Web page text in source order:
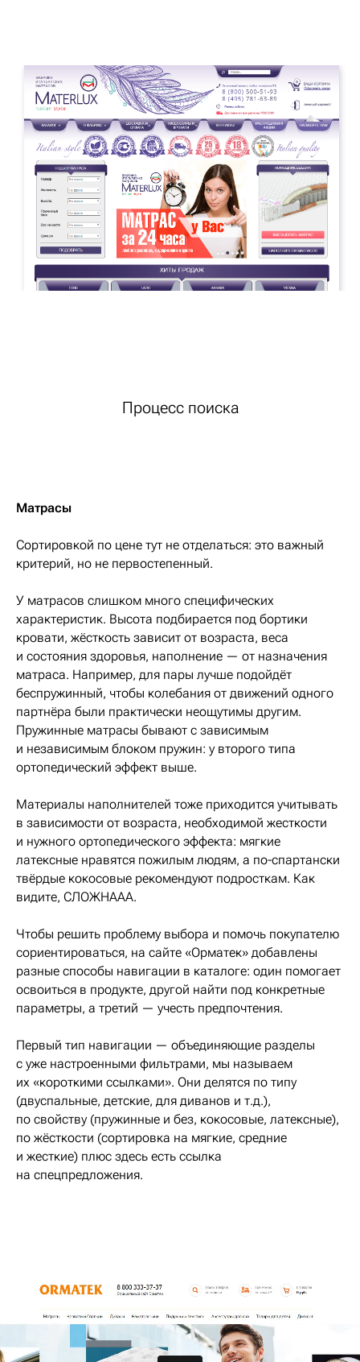
Процесс поиска
Матрасы
Сортировкой по цене тут не отделаться: это важный
критерий, но не первостепенный.
У матрасов слишком много специфических
характеристик. Высота подбирается под бортики
кровати, жёсткость зависит от возраста, веса
и состояния здоровья, наполнение — от назначения
матраса. Например, для пары лучше подойдёт
беспружинный, чтобы колебания от движений одного
партнёра были практически неощутимы другим.
Пружинные матрасы бывают с зависимым
и независимым блоком пружин: у второго типа
ортопедический эффект выше.
Материалы наполнителей тоже приходится учитывать
в зависимости от возраста, необходимой жесткости
и нужного ортопедического эффекта: мягкие
латексные нравятся пожилым людям, а по-спартански
твёрдые кокосовые рекомендуют подросткам. Как
видите, СЛОЖНААА.
Чтобы решить проблему выбора и помочь покупателю
сориентироваться, на сайте «Орматек» добавлены
разные способы навигации в каталоге: один помогает
освоиться в продукте, другой найти под конкретные
параметры, а третий — учесть предпочтения.
Первый тип навигации — объединяющие разделы
с уже настроенными фильтрами, мы называем
их «короткими ссылками». Они делятся по типу
(двуспальные, детские, для диванов и т.д.),
по свойству (пружинные и без, кокосовые, латексные),
по жёсткости (сортировка на мягкие, средние
и жесткие) плюс здесь есть ссылка
на спецпредложения.